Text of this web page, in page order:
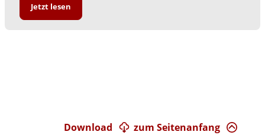
Jetzt lesen
zum Seitenanfang
Download